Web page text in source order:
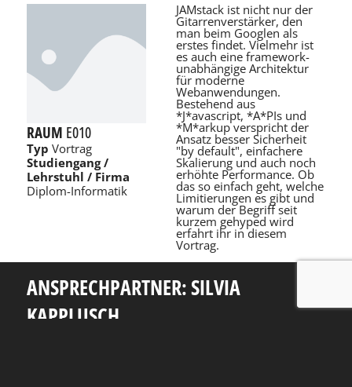
RAUM E010
Typ Vortrag
Studiengang /
Lehrstuhl / Firma
Diplom-Informatik
JAMstack ist nicht nur der
Gitarrenverstärker, den
man beim Googlen als
erstes findet. Vielmehr ist
es auch eine framework-
unabhängige Architektur
für moderne
Webanwendungen.
Bestehend aus
*J*avascript, *A*PIs und
*M*arkup verspricht der
Ansatz besser Sicherheit
"by default", einfachere
Skalierung und auch noch
erhöhte Performance. Ob
das so einfach geht, welche
Limitierungen es gibt und
warum der Begriff seit
kurzem gehyped wird
erfahrt ihr in diesem
Vortrag.
ANSPRECHPARTNER: SILVIA
KAPPLUSCH